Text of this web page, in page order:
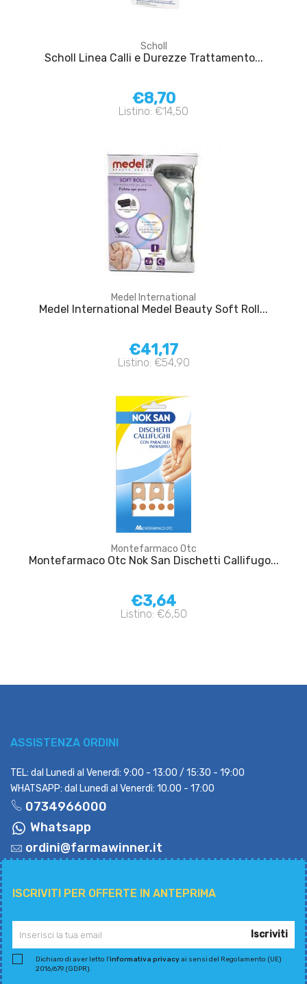
Scholl
Scholl Linea Calli e Durezze Trattamento...
€8,70
Listino: €14,50
Medel International
Medel International Medel Beauty Soft Roll...
€41,17
Listino: €54,90
Montefarmaco Otc
Montefarmaco Otc Nok San Dischetti Callifugo...
€3,64
Listino: €6,50
ASSISTENZA ORDINI
TEL: dal Lunedì al Venerdì: 9:00 - 13:00 / 15:30 - 19:00
WHATSAPP: dal Lunedì al Venerdì: 10.00 - 17:00
0734966000
Whatsapp
ordini@farmawinner.it
ISCRIVITI PER OFFERTE IN ANTEPRIMA
Iscriviti
Dichiaro di aver letto l'informativa privacyai sensi del Regolamento (UE)
2016/679 (GDPR).